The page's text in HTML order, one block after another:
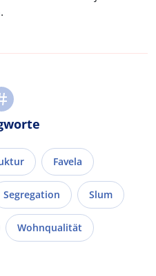
Favela
Segregation Slum
Wohnqualität